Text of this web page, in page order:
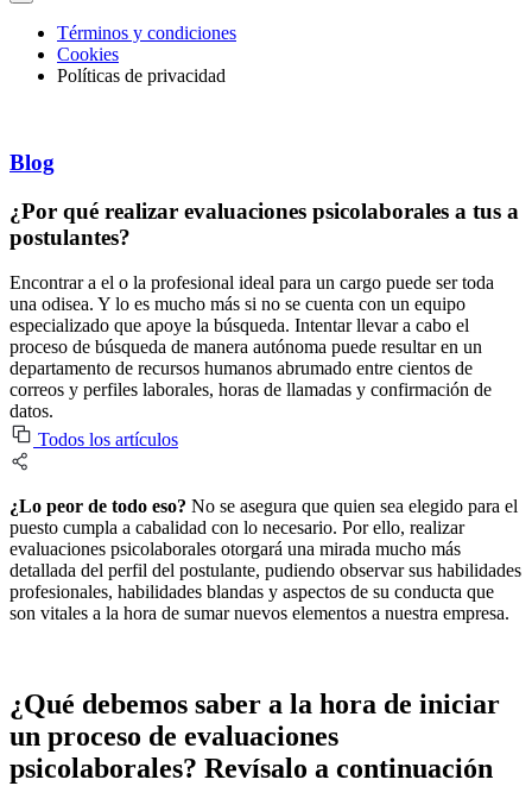
Términos y condiciones
Cookies
Políticas de privacidad
Blog
¿Por qué realizar evaluaciones psicolaborales a tus a
postulantes?
Encontrar a el o la profesional ideal para un cargo puede ser toda
una odisea. Y lo es mucho más si no se cuenta con un equipo
especializado que apoye la búsqueda. Intentar llevar a cabo el
proceso de búsqueda de manera autónoma puede resultar en un
departamento de recursos humanos abrumado entre cientos de
correos y perfiles laborales, horas de llamadas y confirmación de
datos.
Todos los artículos
¿Lo peor de todo eso? No se asegura que quien sea elegido para el
puesto cumpla a cabalidad con lo necesario. Por ello, realizar
evaluaciones psicolaborales otorgará una mirada mucho más
detallada del perfil del postulante, pudiendo observar sus habilidades
profesionales, habilidades blandas y aspectos de su conducta que
son vitales a la hora de sumar nuevos elementos a nuestra empresa.
¿Qué debemos saber a la hora de iniciar
un proceso de evaluaciones
psicolaborales? Revísalo a continuación